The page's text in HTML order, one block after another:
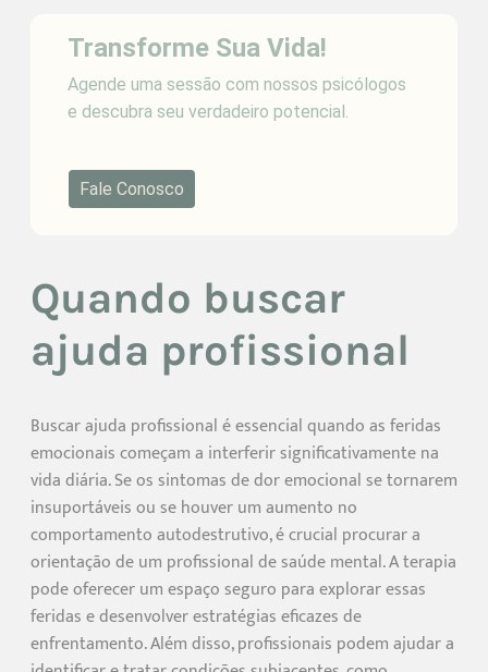
Transforme Sua Vida!
Agende uma sessão com nossos psicólogos
e descubra seu verdadeiro potencial.
Fale Conosco
Quando buscar
ajuda profissional
Buscar ajuda profissional é essencial quando as feridas
emocionais começam a interferir significativamente na
vida diária. Se os sintomas de dor emocional se tornarem
insuportáveis ou se houver um aumento no
comportamento autodestrutivo, é crucial procurar a
orientação de um profissional de saúde mental. A terapia
pode oferecer um espaço seguro para explorar essas
feridas e desenvolver estratégias eficazes de
enfrentamento. Além disso, profissionais podem ajudar a